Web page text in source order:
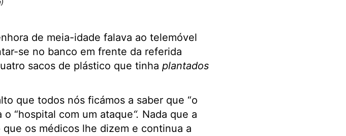
de meia-idade falava ao telemóvel
se no banco em frente da referida
sacos de plástico que tinha plantados
que todos nós ficámos a saber que “o
o “hospital com um ataque“. Nada que a
os médicos lhe dizem e continua a